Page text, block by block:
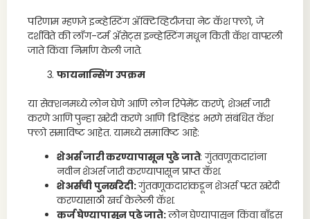
परिणाम म्हणजे इन्व्हेस्टिंग ॲक्टिव्हिटीजचा नेट कॅश फ्लो, जे
दर्शविते की लॉंग-टर्म ॲसेट्स इन्व्हेस्टिंग मधून किती कॅश वापरली
जाते किंवा निर्माण केली जाते.
फायनान्सिंग उपक्रम
या सेक्शनमध्ये लोन घेणे आणि लोन रिपेमेंट करणे, शेअर्स जारी
करणे आणि पुन्हा खरेदी करणे आणि डिव्हिडंड भरणे संबंधित कॅश
फ्लो समाविष्ट आहेत. यामध्ये समाविष्ट आहे:
शेअर्स जारी करण्यापासून पुढे जाते: गुंतवणूकदारांना
नवीन शेअर्स जारी करण्यापासून प्राप्त कॅश.
शेअर्सची पुनर्खरेदी:गुंतवणूकदारांकडून शेअर्स परत खरेदी
करण्यासाठी खर्च केलेली कॅश.
कर्ज घेण्यापासून पुढे जाते:लोन घेण्यापासून किंवा बाँड्स